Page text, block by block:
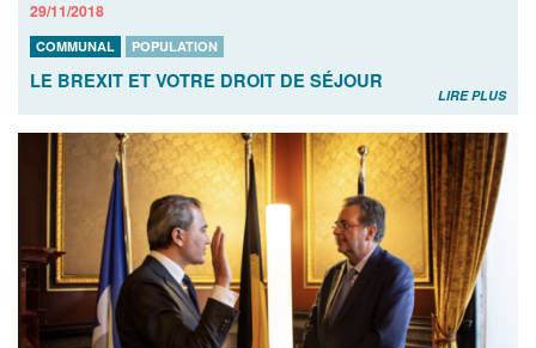
29/11/2018
COMMUNAL POPULATION
LE BREXIT ET VOTRE DROIT DE SÉJOUR
LIRE PLUS